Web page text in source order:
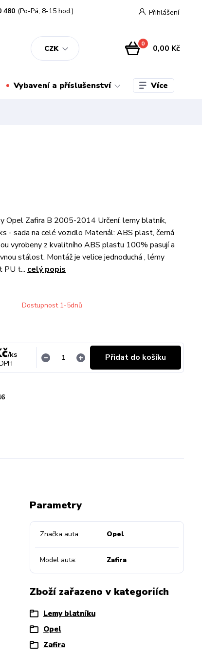
CZK
Přihlášení
480 (Po-Pá, 8-15 hod.)
0 0,00 Kč
Vybavení a příslušenství Více
Opel Zafira B 2005-2014 Určení: lemy blatník,
- sada na celé vozidlo Materiál: ABS plast, černá
vyrobeny z kvalitního ABS plastu 100% pasují a
stálost. Montáž je velice jednoduchá , lémy
PU t... celý popis
Dostupnost 1-5dnů
/ks
Přidat do košíku
Parametry
Značka auta Opel
Model auta Zafira
Zboží zařazeno v kategoriích
Lemy blatníku
Opel
Zafira